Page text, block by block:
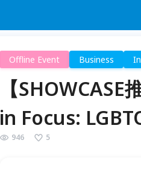
Offline Event Business
【
in Focus:
946 5